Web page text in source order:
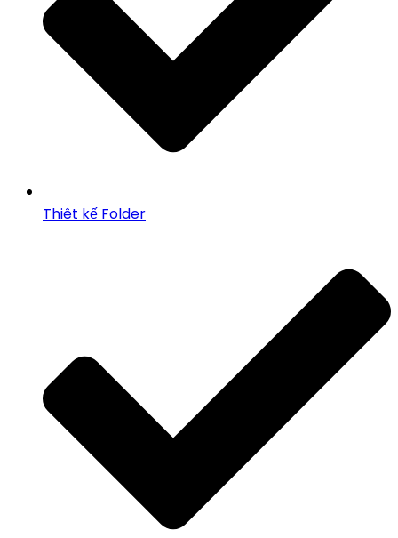
Thiêt kế Folder